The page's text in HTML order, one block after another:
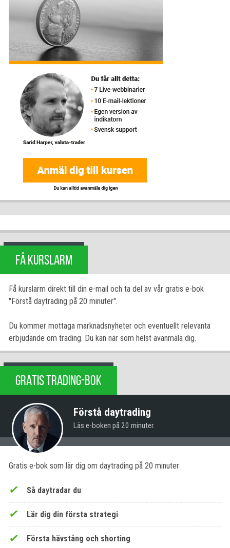
FÅ KURSLARM
Få kurslarm direkt till din e-mail och ta del av vår gratis e-bok
"Förstå daytrading på 20 minuter".
Du kommer mottaga marknadsnyheter och eventuellt relevanta
erbjudande om trading. Du kan när som helst avanmäla dig.
GRATIS TRADING-BOK
Förstå daytrading
Läs e-boken på 20 minuter.
Gratis e-bok som lär dig om daytrading på 20 minuter
Så daytradar du
Lär dig din första strategi
Första hävstång och shorting